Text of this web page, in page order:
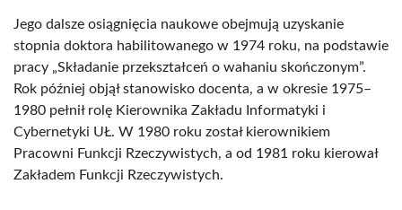
Jego dalsze osiągnięcia naukowe obejmują uzyskanie
stopnia doktora habilitowanego w 1974 roku, na podstawie
pracy „Składanie przekształceń o wahaniu skończonym”.
Rok później objął stanowisko docenta, a w okresie 1975–
1980 pełnił rolę Kierownika Zakładu Informatyki i
Cybernetyki UŁ. W 1980 roku został kierownikiem
Pracowni Funkcji Rzeczywistych, a od 1981 roku kierował
Zakładem Funkcji Rzeczywistych.